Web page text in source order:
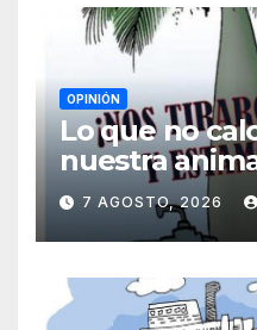
OPINIÓN
Lo que no
nuestra
Laidi
7 AGOSTO, 2026